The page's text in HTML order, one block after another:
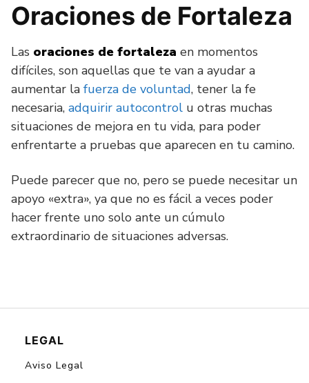
Oraciones de Fortaleza
Las oraciones de fortaleza en momentos
difíciles, son aquellas que te van a ayudar a
aumentar la fuerza de voluntad, tener la fe
necesaria, adquirir autocontrol u otras muchas
situaciones de mejora en tu vida, para poder
enfrentarte a pruebas que aparecen en tu camino.
Puede parecer que no, pero se puede necesitar un
apoyo «extra», ya que no es fácil a veces poder
hacer frente uno solo ante un cúmulo
extraordinario de situaciones adversas.
LEGAL
Aviso Legal